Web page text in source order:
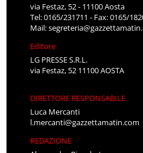
via Festaz, 52 - 11100 Aosta
Tel: 0165/231711 - Fax: 0165/
Mail:
Editore
LG PRESSE S.R.L.
via Festaz, 52 11100 AOSTA
DIRETTORE RESPONSABILE
Luca Mercanti
l.mercanti@gazzettamatin.com
REDAZIONE